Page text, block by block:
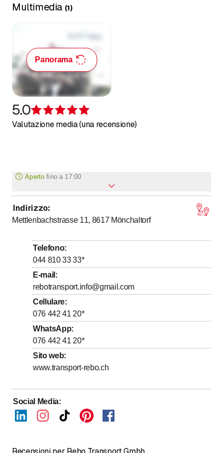
Multimedia (1)
Panorama
5.0
Valutazione media (una recensione)
Aperto fino a 17:00
Lunedì fino a
00
Martedì
Mercoledì
8:00- fino a
17:00
Giovedì
Venerdì
Sabato
Domenica
Indirizzo:
Mettlenbachstrasse 11, 8617 Mönchaltorf
Telefono:
044 810 33 33*
E-mail :
rebotransport.info@gmail.com
Cellulare:
076 442 41 20*
WhatsApp:
076 442 41 20*
Sito web:
www.transport-rebo.ch
Social Media: